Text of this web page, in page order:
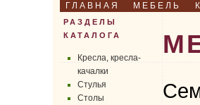
ГЛАВНАЯ МЕБЕЛЬ
РАЗДЕЛЫ
КАТАЛОГА
Кресла, кресла-
качалки
Стулья
Столы